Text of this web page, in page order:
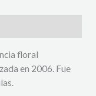
floral
en 2006. Fue